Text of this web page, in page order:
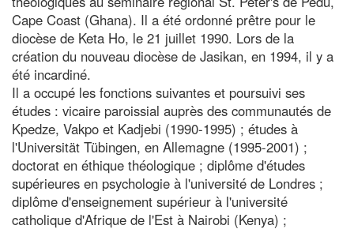
Cape Coast (Ghana). Il a été ordonné prêtre pour le
diocèse de Keta Ho, le 21 juillet 1990. Lors de la
création du nouveau diocèse de Jasikan, en 1994, il y a
été incardiné.
Il a occupé les fonctions suivantes et poursuivi ses
études : vicaire paroissial auprès des communautés de
Kpedze, Vakpo et Kadjebi (1990-1995) ; études à
l'Universität Tübingen, en Allemagne (1995-2001) ;
doctorat en éthique théologique ; diplôme d'études
supérieures en psychologie à l'université de Londres ;
diplôme d'enseignement supérieur à l'université
catholique d'Afrique de l'Est à Nairobi (Kenya) ;